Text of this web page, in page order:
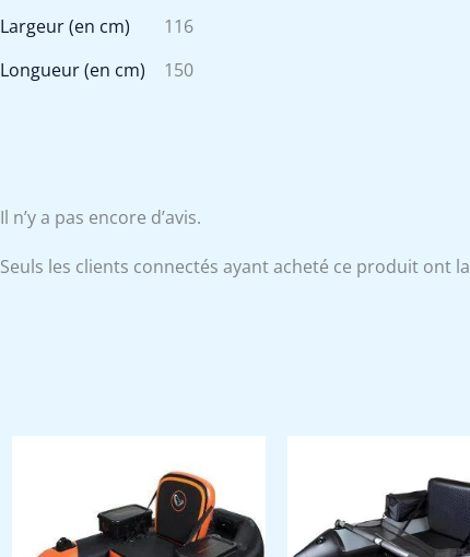
Largeur (en cm)
116
Longueur (en cm)
150
Il n’y a pas encore d’avis.
Seuls les clients connectés ayant acheté ce produit ont